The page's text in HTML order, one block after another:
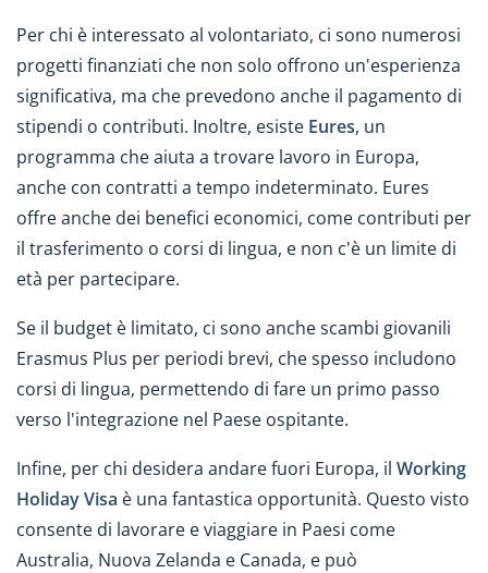
Per chi è interessato al volontariato, ci sono numerosi
progetti finanziati che non solo offrono un'esperienza
significativa, ma che prevedono anche il pagamento di
stipendi o contributi. Inoltre, esiste Eures, un
programma che aiuta a trovare lavoro in Europa,
anche con contratti a tempo indeterminato. Eures
offre anche dei benefici economici, come contributi per
il trasferimento o corsi di lingua, e non c'è un limite di
età per partecipare.
Se il budget è limitato, ci sono anche scambi giovanili
Erasmus Plus per periodi brevi, che spesso includono
corsi di lingua, permettendo di fare un primo passo
verso l'integrazione nel Paese ospitante.
Infine, per chi desidera andare fuori Europa, il Working
Holiday Visa è una fantastica opportunità. Questo visto
consente di lavorare e viaggiare in Paesi come
Australia, Nuova Zelanda e Canada, e può